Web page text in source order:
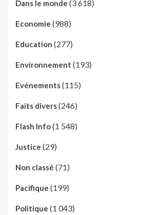
Dans le monde (3 618)
Economie (988)
Education (277)
Environnement (193)
Evénements(115)
Faits divers(246)
Flash Info(1 548)
Justice (29)
Non classé (71)
Pacifique (199)
Politique (1 043)